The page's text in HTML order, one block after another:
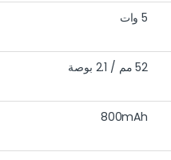
5 وات
52 مم / 2.1 بوصة
800mAh